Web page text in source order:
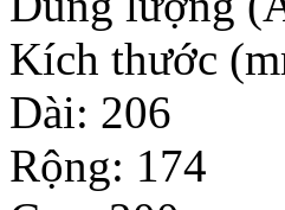
Kích thước
Dài: 206
Rộng: 174